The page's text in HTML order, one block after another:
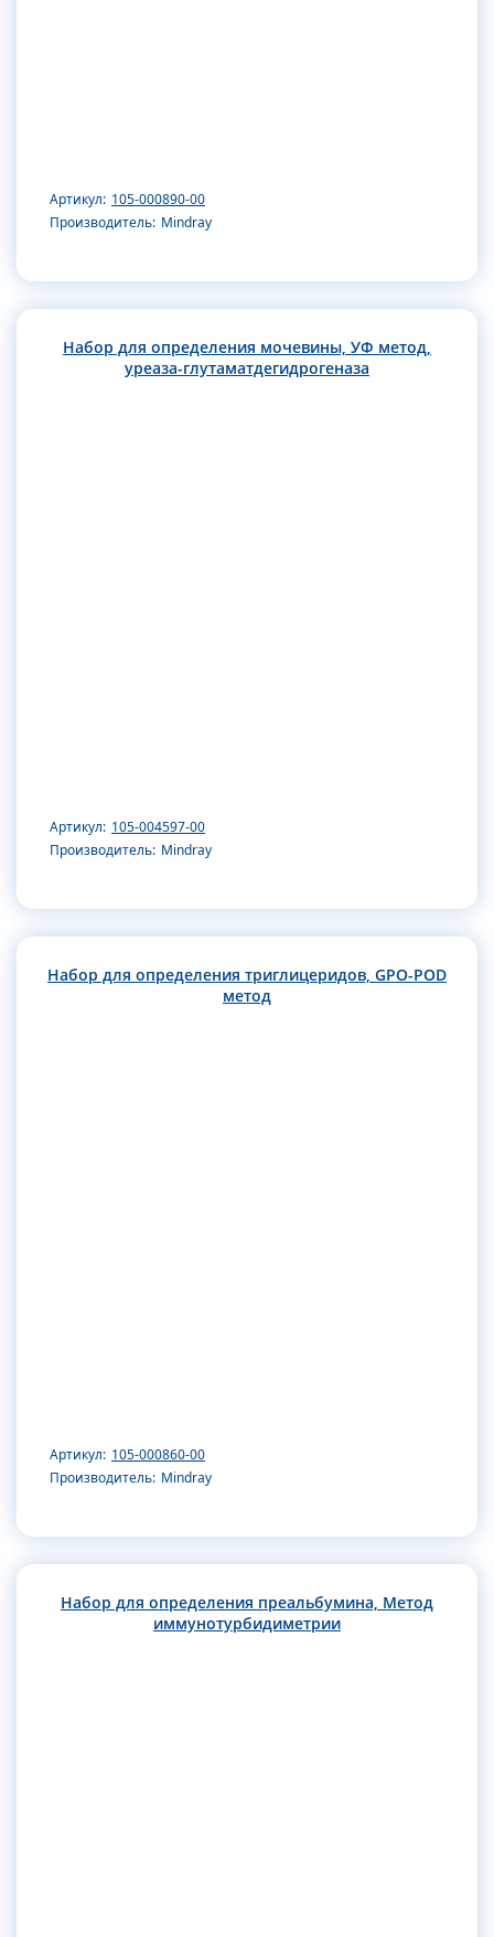
Артикул: 105-000890-00
Производитель: Mindray
Набор для определения мочевины, УФ метод,
уреаза-глутаматдегидрогеназа
Артикул: 105-004597-00
Производитель: Mindray
Набор для определения триглицеридов, GPO-POD
метод
Артикул: 105-000860-00
Производитель: Mindray
Набор для определения преальбумина, Метод
иммунотурбидиметрии